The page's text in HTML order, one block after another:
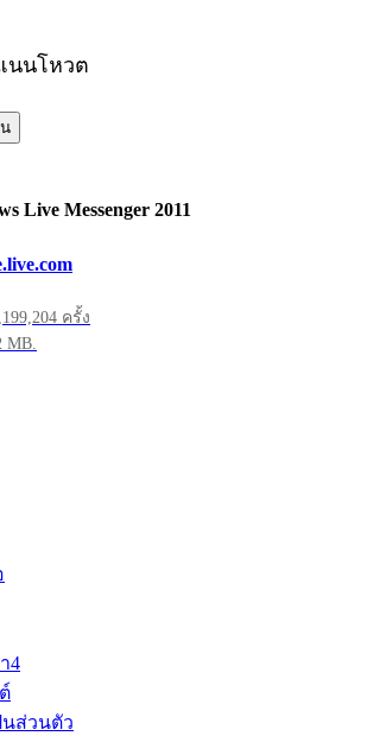
นนโหวต
Live Messenger 2011
ครั้ง
MB.
4
นส่วนตัว